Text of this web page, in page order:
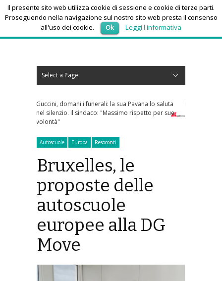
sabato 8, Agosto 2026
Select a Page:
la sua Pavana lo saluta
"Massimo rispetto per sue
Dolomiti Superski, via ai rimborsi degli
skipass: ecco chi può richiederli
Autoscuole Europa Resoconti
Bruxelles, le
proposte delle
autoscuole
europee alla DG
Move
Il presente sito web utilizza cookie di sessione e cookie di terze parti.
Proseguendo nella navigazione sul nostro sito web presta il consenso
all'uso dei cookie.
Ok Leggi l informativa